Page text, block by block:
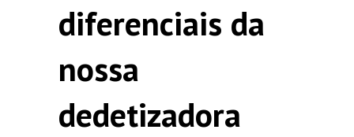
diferenciais da
nossa
dedetizadora